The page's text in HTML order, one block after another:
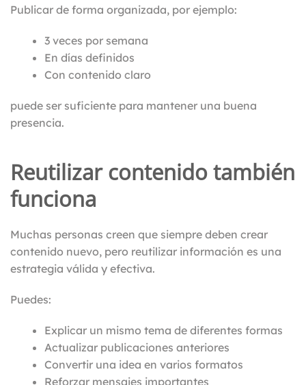
Publicar de forma organizada, por ejemplo:
3 veces por semana
En días definidos
Con contenido claro
puede ser suficiente para mantener una buena
presencia.
Reutilizar contenido también
funciona
Muchas personas creen que siempre deben crear
contenido nuevo, pero reutilizar información es una
estrategia válida y efectiva.
Puedes:
Explicar un mismo tema de diferentes formas
Actualizar publicaciones anteriores
Convertir una idea en varios formatos
Reforzar mensajes importantes